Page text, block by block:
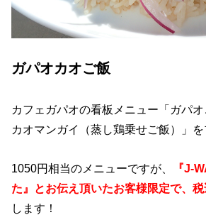
ガパオカオご飯
カフェガパオの看板メニュー「ガパ
カオマンガイ（蒸し鶏乗せご飯）」を
1050円相当のメニューですが、
『J-
た』とお伝え頂いたお客様限定で、
します！